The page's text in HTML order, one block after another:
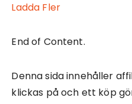
Ladda Fler
End of Content.
Denna sida innehåller
klickas på och ett köp